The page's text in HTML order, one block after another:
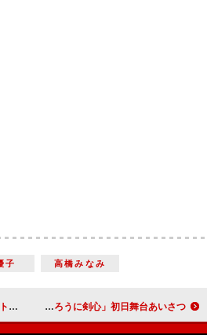
子 高橋みなみ
プ 佐藤健“剣心”の続編に意欲！？ 「るろうに剣心」初日舞台あいさつ